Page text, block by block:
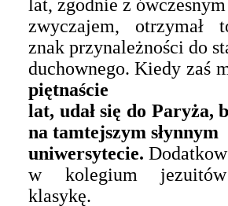
lat, zgodnie z ówczesnym
zwyczajem, otrzymał
znak przynależności do
duchownego. Kiedy zaś
piętnaście
lat, udał się do Paryża,
na tamtejszym słynnym
uniwersytecie.
w kolegium jezuitów
klasykę.